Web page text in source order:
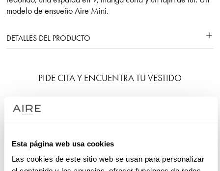
Esta página web usa cookies
Las cookies de este sitio web se usan para personalizar
modelo de ensueño Aire Mini.
DETALLES DEL PRODUCTO
PIDE CITA Y ENCUENTRA TU VESTIDO